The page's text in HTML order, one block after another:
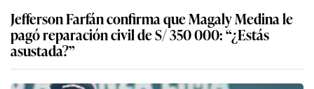
Jefferson Farfán confirma que Magaly Medina le
pagó reparación civil de S/ 350 000: “¿Estás
asustada?”